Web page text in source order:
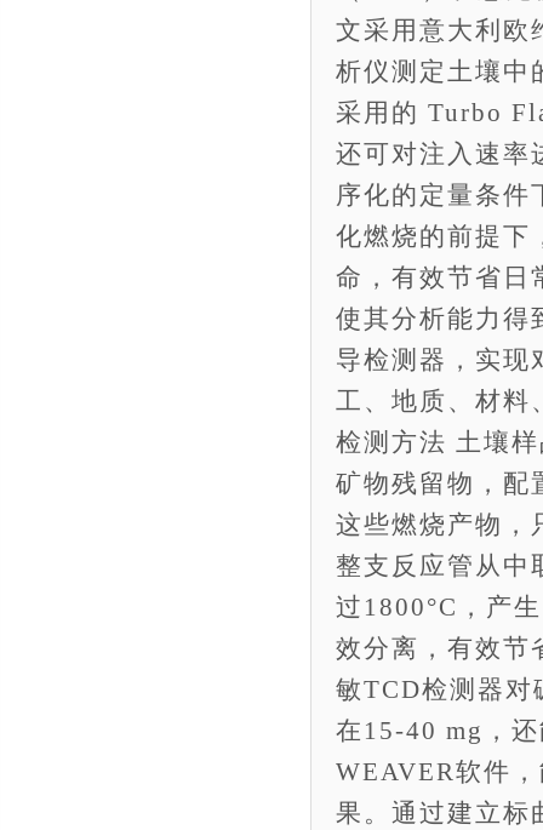
文采用意大利欧
析仪测定土壤中
采用的 Turbo
还可对注入速率
序化的定量条件
化燃烧的前提下
命，有效节省日
使其分析能力得
导检测器，实现
工、地质、材料
检测方法 土壤
矿物残留物，配
这些燃烧产物，
整支反应管从中
过1800°C，产
效分离，有效节
敏TCD检测器对
在15-40 mg，
WEAVER软件
果。通过建立标